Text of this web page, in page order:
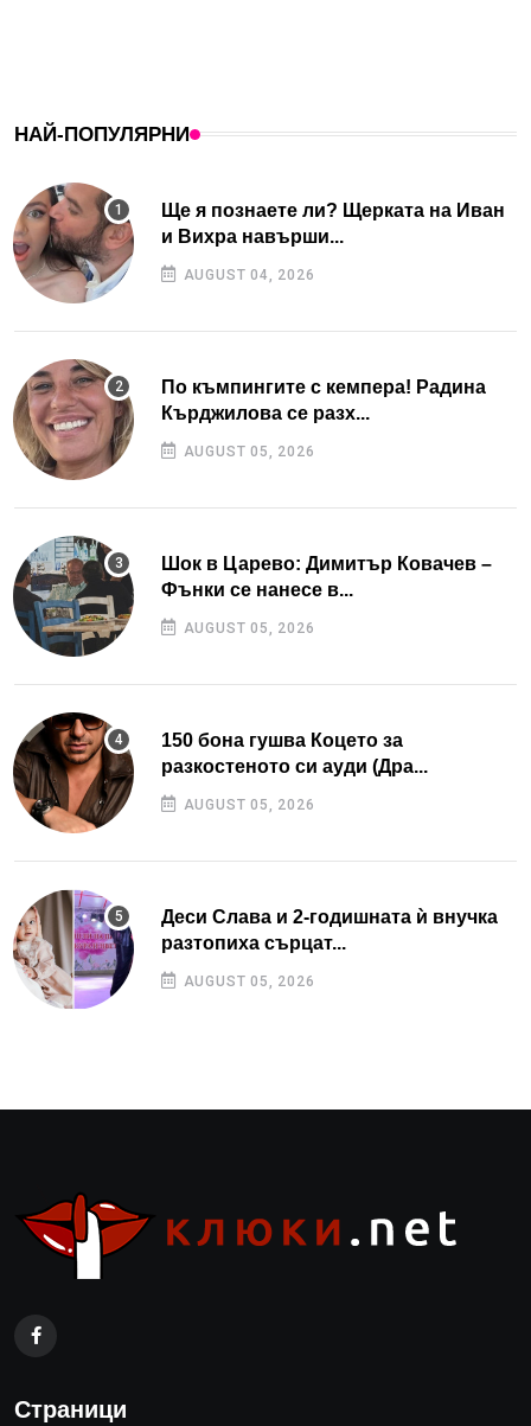
НАЙ-ПОПУЛЯРНИ
Ще я познаете ли? Щерката на Иван
и Вихра навърши...
AUGUST 04, 2026
По къмпингите с кемпера! Радина
Кърджилова се разх...
AUGUST 05, 2026
Шок в Царево: Димитър Ковачев –
Фънки се нанесе в...
AUGUST 05, 2026
150 бона гушва Коцето за
разкостеното си ауди (Дра...
AUGUST 05, 2026
Деси Слава и 2-годишната ѝ внучка
разтопиха сърцат...
AUGUST 05, 2026
Страници